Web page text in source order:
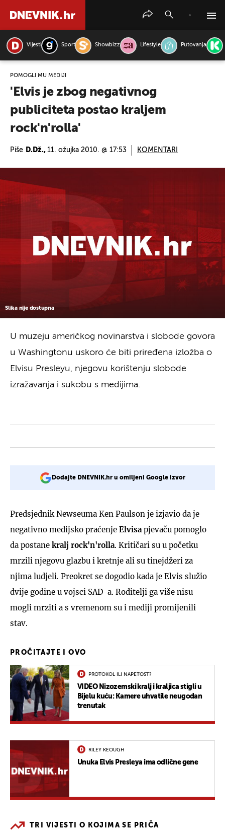
Vijesti Sport Showbizz Lifestyle Putovanja
POMOGLI MU MEDIJI
'Elvis je zbog negativnog
publiciteta postao kraljem
rock'n'rolla'
Piše D.Dž., 11. ožujka 2010. @ 17:53 KOMENTARI
Slika nije dostupna
U muzeju američkog novinarstva i slobode govora
u Washingtonu uskoro će biti priređena izložba o
Elvisu Presleyu, njegovu korištenju slobode
izražavanja i sukobu s medijima.
Dodajte DNEVNIK.hr u omiljeni Google izvor
Predsjednik Newseuma Ken Paulson je izjavio da je
negativno medijsko praćenje Elvisa pjevaču pomoglo
da postane kralj rock'n'rolla. Kritičari su u početku
mrzili njegovu glazbu i kretnje ali su tinejdžeri za
njima ludjeli. Preokret se dogodio kada je Elvis služio
dvije godine u vojsci SAD-a. Roditelji ga više nisu
mogli mrziti a s vremenom su i mediji promijenili
stav.
PROČITAJTE I OVO
PROTOKOL ILI NAPETOST?
VIDEO Nizozemski kralj i kraljica stigli u
Bijelu kuću: Kamere uhvatile neugodan
trenutak
RILEY KEOUGH
Unuka Elvis Presleya ima odlične gene
TRI VIJESTI O KOJIMA SE PRIČA
PRETRAŽITE VIJESTI